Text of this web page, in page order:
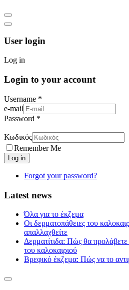
User login
Log in
Login to your account
Username *
e-mail
Password *
Κωδικός
Remember Me
Forgot your password?
Latest news
Όλα για το έκζεμα
Οι δερματοπάθειες του
απαλλαχθείτε
Δερματίτιδα: Πώς θα
του καλοκαιριού
Βρεφικό έκζεμα: Πώς να το